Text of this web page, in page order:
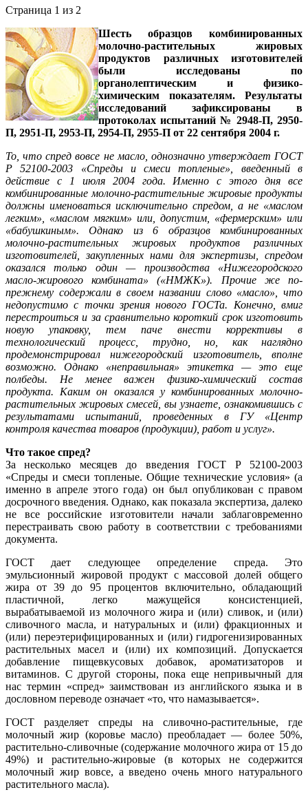
Страница 1 из 2
Шесть образцов комбинированных
молочно-растительных жировых
продуктов различных изготовителей
были исследованы по
органолептическим и физико-
химическим показателям. Результаты
исследований зафиксированы в
протоколах испытаний № 2948-П, 2950-
П, 2951-П, 2953-П, 2954-П, 2955-П от 22 сентября 2004 г.
То, что спред вовсе не масло, однозначно утверждает ГОСТ
Р 52100-2003 «Спреды и смеси топленые», введенный в
действие с 1 июля 2004 года. Именно с этого дня все
комбинированные молочно-растительные жировые продукты
должны именоваться исключительно спредом, а не «маслом
легким», «маслом мягким» или, допустим, «фермерским» или
«бабушкиным». Однако из 6 образцов комбинированных
молочно-растительных жировых продуктов различных
изготовителей, закупленных нами для экспертизы, спредом
оказался только один — производства «Нижегородского
масло-жирового комбината» («НМЖК»). Прочие же по-
прежнему содержали в своем названии слово «масло», что
недопустимо с точки зрения нового ГОСТа. Конечно, вмиг
перестроиться и за сравнительно короткий срок изготовить
новую упаковку, тем паче внести коррективы в
технологический процесс, трудно, но, как наглядно
продемонстрировал нижегородский изготовитель, вполне
возможно. Однако «неправильная» этикетка — это еще
полбеды. Не менее важен физико-химический состав
продукта. Каким он оказался у комбинированных молочно-
растительных жировых смесей, вы узнаете, ознакомившись с
результатами испытаний, проведенных в ГУ «Центр
контроля качества товаров (продукции), работ и услуг».
Что такое спред?
За несколько месяцев до введения ГОСТ Р 52100-2003
«Спреды и смеси топленые. Общие технические условия» (а
именно в апреле этого года) он был опубликован с правом
досрочного введения. Однако, как показала экспертиза, далеко
не все российские изготовители начали заблаговременно
перестраивать свою работу в соответствии с требованиями
документа.
ГОСТ дает следующее определение спреда. Это
эмульсионный жировой продукт с массовой долей общего
жира от 39 до 95 процентов включительно, обладающий
пластичной, легко мажущейся консистенцией,
вырабатываемой из молочного жира и (или) сливок, и (или)
сливочного масла, и натуральных и (или) фракционных и
(или) переэтерифицированных и (или) гидрогенизированных
растительных масел и (или) их композиций. Допускается
добавление пищевкусовых добавок, ароматизаторов и
витаминов. С другой стороны, пока еще непривычный для
нас термин «спред» заимствован из английского языка и в
дословном переводе означает «то, что намазывается».
ГОСТ разделяет спреды на сливочно-растительные, где
молочный жир (коровье масло) преобладает — более 50%,
растительно-сливочные (содержание молочного жира от 15 до
49%) и растительно-жировые (в которых не содержится
молочный жир вовсе, а введено очень много натурального
растительного масла).